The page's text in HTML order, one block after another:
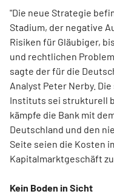
"Die neue Strategie
Stadium, der negative
Risiken für Gläubiger,
und rechtlichen
sagte der für die
Analyst Peter Nerby.
Instituts sei strukturell
kämpfe die Bank mit
Deutschland und den
Seite seien die Kosten
Kapitalmarktgeschäft zu
Kein Boden in Sicht